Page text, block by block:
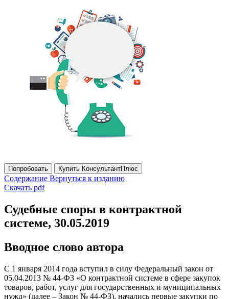
Попробовать Купить КонсультантПлюс
Содержание Вернуться к изданию
Скачать pdf
Судебные споры в контрактной
системе, 30.05.2019
Вводное слово автора
С 1 января 2014 года вступил в силу Федеральный закон от
05.04.2013 № 44-ФЗ «О контрактной системе в сфере закупок
товаров, работ, услуг для государственных и муниципальных
нужд» (далее – Закон № 44-ФЗ), начались первые закупки по